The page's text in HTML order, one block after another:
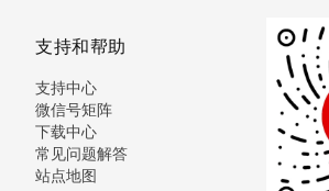
支持和帮助
支持中心
微信号矩阵
下载中心
常见问题解答
站点地图